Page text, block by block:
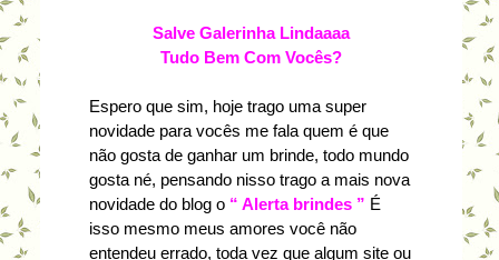
Salve Galerinha Lindaaaa
Tudo Bem Com Vocês?
Espero que sim, hoje trago uma super
novidade para vocês me fala quem é que
não gosta de ganhar um brinde, todo mundo
gosta né, pensando nisso trago a mais nova
novidade do blog o“ Alerta brindes ” É
isso mesmo meus amores você não
entendeu errado, toda vez que algum site ou